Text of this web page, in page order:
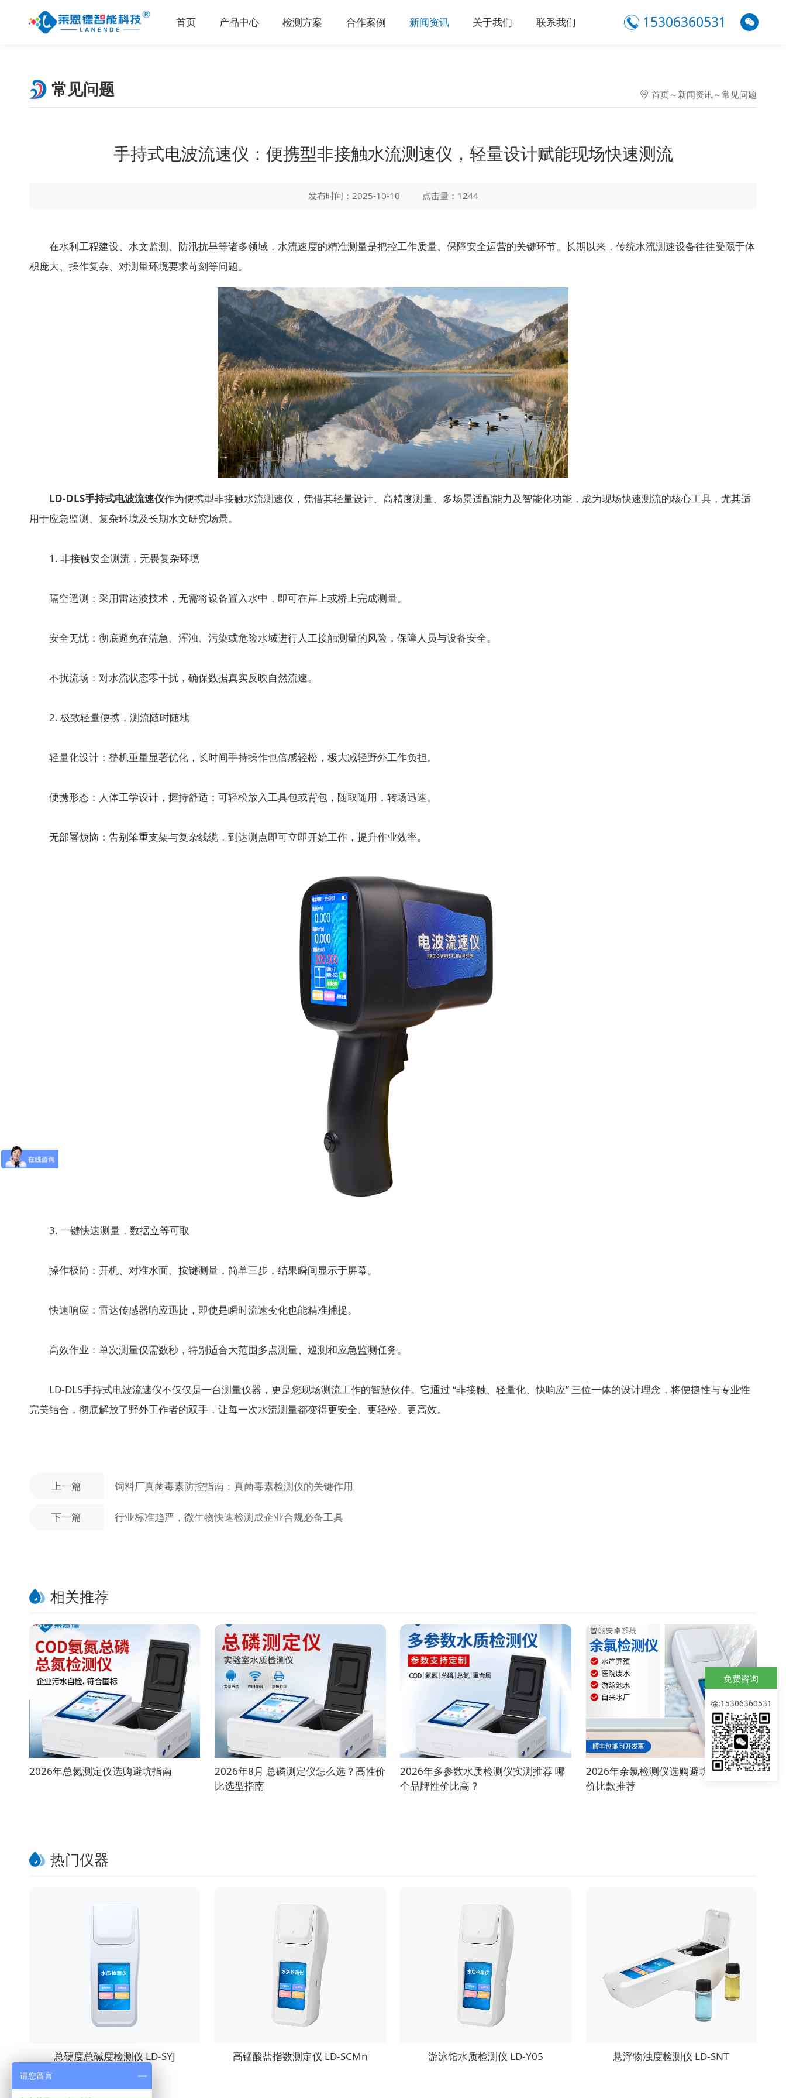
首页 产品中心 检测方案 合作案例 新闻资讯 关于我们 联系我们 15306360531
常见问题 首页～ 新闻资讯～常见问题
手持式电波流速仪：便携型非接触水流测速仪，轻量设计赋能现场快速测流
发布时间：2025-10-10 点击量：1244
在水利工程建设、水文监测、防汛抗旱等诸多领域，水流速度的精准测量是把控工作质量、保障安全运营的关键环节。长期以来，传统水流测速设备往往受限于体
积庞大、操作复杂、对测量环境要求苛刻等问题。
LD-DLS手持式电波流速仪作为便携型非接触水流测速仪，凭借其轻量设计、高精度测量、多场景适配能力及智能化功能，成为现场快速测流的核心工具，尤其适
用于应急监测、复杂环境及长期水文研究场景。
1. 非接触安全测流，无畏复杂环境
隔空遥测：采用雷达波技术，无需将设备置入水中，即可在岸上或桥上完成测量。
安全无忧：彻底避免在湍急、浑浊、污染或危险水域进行人工接触测量的风险，保障人员与设备安全。
不扰流场：对水流状态零干扰，确保数据真实反映自然流速。
2. 极致轻量便携，测流随时随地
轻量化设计：整机重量显著优化，长时间手持操作也倍感轻松，极大减轻野外工作负担。
便携形态：人体工学设计，握持舒适；可轻松放入工具包或背包，随取随用，转场迅速。
无部署烦恼：告别笨重支架与复杂线缆，到达测点即可立即开始工作，提升作业效率。
3. 一键快速测量，数据立等可取
操作极简：开机、对准水面、按键测量，简单三步，结果瞬间显示于屏幕。
快速响应：雷达传感器响应迅捷，即使是瞬时流速变化也能精准捕捉。
高效作业：单次测量仅需数秒，特别适合大范围多点测量、巡测和应急监测任务。
LD-DLS手持式电波流速仪不仅仅是一台测量仪器，更是您现场测流工作的智慧伙伴。它通过 “非接触、轻量化、快响应” 三位一体的设计理念，将便捷性与专业性
完美结合，彻底解放了野外工作者的双手，让每一次水流测量都变得更安全、更轻松、更高效。
上一篇 饲料厂真菌毒素防控指南：真菌毒素检测仪的关键作用
下一篇 行业标准趋严，微生物快速检测成企业合规必备工具
相关推荐
2026年总氮测定仪选购避坑指南
2026年8月 总磷测定仪怎么选？高性价
比选型指南
2026年多参数水质检测仪实测推荐 哪
个品牌性价比高？
2026年余氯检测仪选购避坑指南 高性
价比款推荐
热门仪器
总硬度总碱度检测仪 LD-SYJ 高锰酸盐指数测定仪 LD-SCMn 游泳馆水质检测仪 LD-Y05 悬浮物浊度检测仪 LD-SNT
免费咨询
徐:15306360531
请您留言